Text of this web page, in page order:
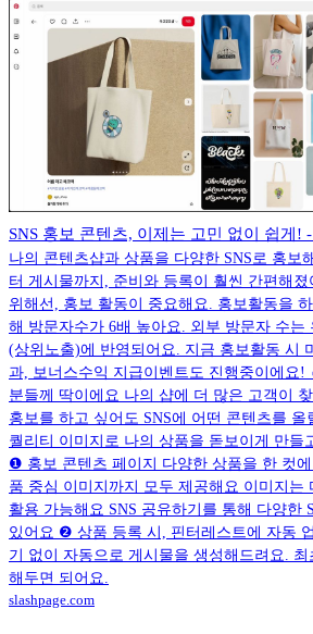
SNS 홍보 콘텐츠, 이제는 고민 없이 쉽게!
나의 콘텐츠샵과 상품을 다양한 SNS로 홍보
터 게시물까지, 준비와 등록이 훨씬 간편해
위해선, 홍보 활동이 중요해요. 홍보활동을
해 방문자수가 6배 높아요. 외부 방문자 수는
(상위노출)에 반영되어요. 지금 홍보활동 시
과, 보너스수익 지급이벤트도 진행중이에요!
분들께 딱이에요 나의 샵에 더 많은 고객이
홍보를 하고 싶어도 SNS에 어떤 콘텐츠를 올
퀄리티 이미지로 나의 상품을 돋보이게 만들
❶ 홍보 콘텐츠 페이지 다양한 상품을 한 컷
품 중심 이미지까지 모두 제공해요 이미지는
활용 가능해요 SNS 공유하기를 통해 다양한
있어요 ❷ 상품 등록 시, 핀터레스트에 자동
기 없이 자동으로 게시물을 생성해드려요. 최
해두면 되어요.
slashpage.com